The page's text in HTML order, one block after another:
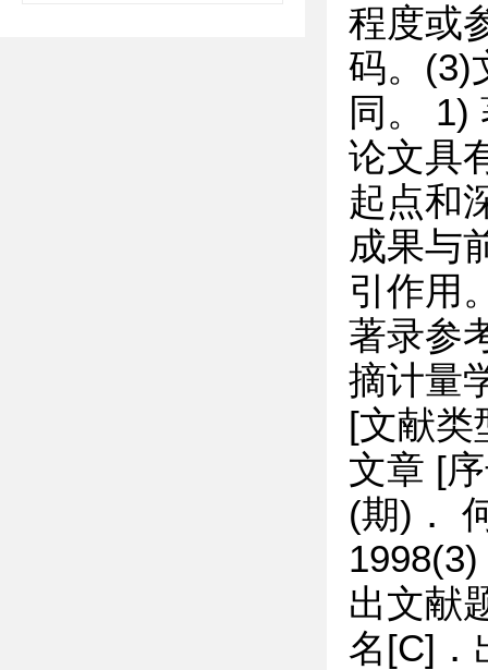
程度或
码。(3)
同。 1)
论文具
起点和
成果与
引作用
著录参
摘计量
[文献类
文章 [
(期)．
出文献
名[C]．